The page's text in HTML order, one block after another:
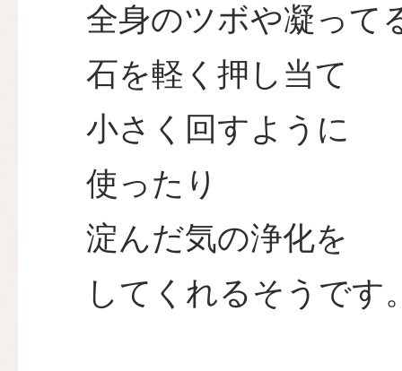
全身のツボや凝って
石を軽く押し当て
小さく回すように
使ったり
淀んだ気の浄化を
してくれるそうです